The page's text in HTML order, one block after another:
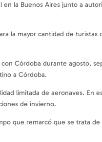
la Buenos Aires junto a
la mayor cantidad de turistas
Córdoba durante agosto,
a Córdoba.
limitada de aeronaves. En
de invierno.
que remarcó que se trata